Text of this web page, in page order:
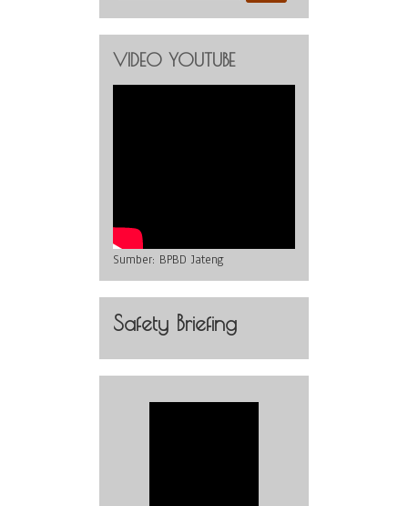
VIDEO YOUTUBE
Sumber: BPBD Jateng
Safety Briefing